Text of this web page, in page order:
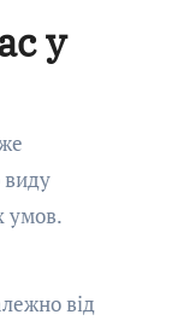
у
виду
умов.
від